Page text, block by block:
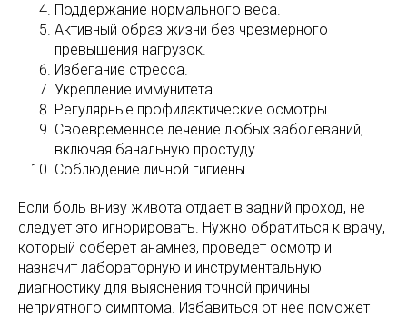
Поддержание нормального веса.
Активный образ жизни без чрезмерного
превышения нагрузок.
Избегание стресса.
Укрепление иммунитета.
Регулярные профилактические осмотры.
Своевременное лечение любых заболеваний,
включая банальную простуду.
Соблюдение личной гигиены.
Если боль внизу живота отдает в задний проход, не
следует это игнорировать. Нужно обратиться к врачу,
который соберет анамнез, проведет осмотр и
назначит лабораторную и инструментальную
диагностику для выяснения точной причины
неприятного симптома. Избавиться от нее поможет